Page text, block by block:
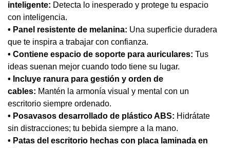
inteligente: Detecta lo inesperado y protege tu espacio
con inteligencia.
• Panel resistente de melanina: Una superficie duradera
que te inspira a trabajar con confianza.
• Contiene espacio de soporte para auriculares: Tus
ideas suenan mejor cuando todo tiene su lugar.
• Incluye ranura para gestión y orden de
cables: Mantén la armonía visual y mental con un
escritorio siempre ordenado.
• Posavasos desarrollado de plástico ABS: Hidrátate
sin distracciones; tu bebida siempre a la mano.
• Patas del escritorio hechas con placa laminada en